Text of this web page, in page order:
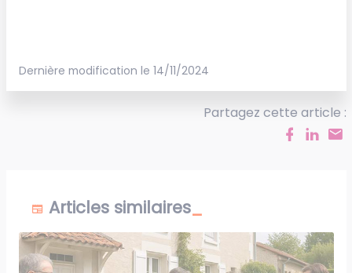
Dernière modification le 14/11/2024
Partagez cette article :
Articles similaires